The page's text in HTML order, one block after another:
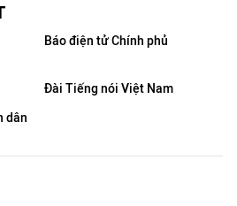
Báo điện tử Chính phủ
Đài Tiếng nói Việt Nam
dân